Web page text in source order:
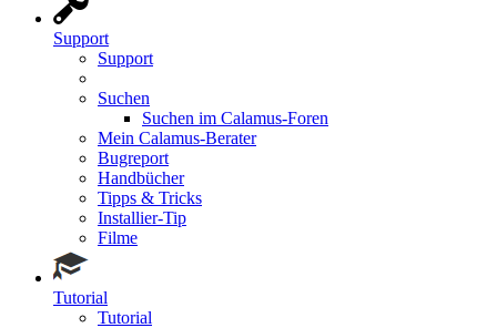
Support
Support
Suchen
Suchen im Calamus-Foren
Mein Calamus-Berater
Bugreport
Handbücher
Tipps & Tricks
Installier-Tip
Filme
Tutorial
Tutorial